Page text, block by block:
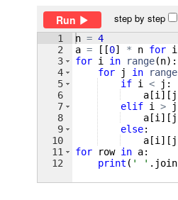
Run
step by step
1
2
3
4
5
6
7
8
9
10
11
12
n = 4
a = [[0] * n for i
for i in range(n) :
for
j in range
if i < j :
a [i ] [ j
elif i > j
a [i ] [ j
else:
a [i ] [ j
for
row in a:
print ( ' ' . join